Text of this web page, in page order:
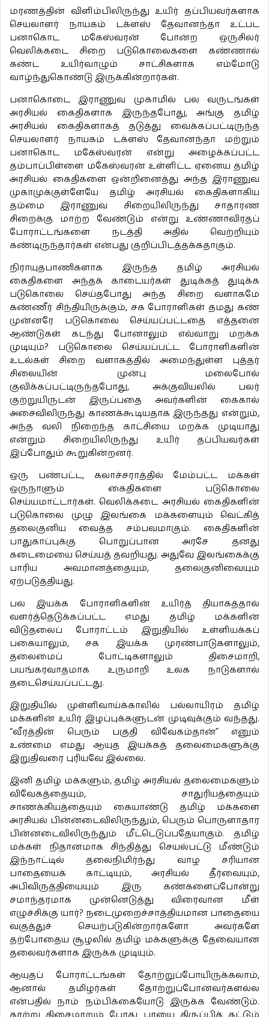
மரணத்தின் விளிம்பிலிருந்து உயிர் தப்பியவர்களாக
செயலாளர் நாயகம் டக்ளஸ் தேவானந்தா உட்பட
பனாகொட மகேஸ்வரன் போன்ற ஒருசிலர்
வெலிக்கடை சிறை படுகொலைகளை கண்ணால்
கண்ட உயிர்வாழும் சாட்சிகளாக எம்மோடு
வாழ்ந்துகொண்டு இருக்கின்றார்கள்.
பனாகொடை இராணுவ முகாமில் பல வருடங்கள்
அரசியல் கைதிகளாக இருந்தபோது, அங்கு தமிழ்
அரசியல் கைதிகளாகத் தடுத்து வைக்கப்பட்டிருந்த
செயலாளர் நாயகம் டக்ளஸ் தேவானந்தா மற்றும்
பனாகொட மகேஸ்வரன் என்று அழைக்கப்பட்ட
தம்பாப்பிள்ளை மகேஸ்வரன் உள்ளிட்ட ஏனைய தமிழ்
அரசியல் கைதிகளை ஒன்றினைத்து அந்த இராணுவ
முகாமுக்குள்ளேயே தமிழ் அரசியல் கைதிகளாகிய
தம்மை இராணுவ சிறையிலிருந்து சாதாரண
சிறைக்கு மாற்ற வேண்டும் என்று உண்ணாவிரதப்
போராட்டங்களை நடத்தி அதில் வெற்றியும்
கண்டிருந்தார்கள் என்பது குறிப்பிடத்தக்கதாகும்.
நிராயுதபாணிகளாக இருந்த தமிழ் அரசியல்
கைதிகளை அந்தக் காடையர்கள் துடிக்கத் துடிக்க
படுகொலை செய்தபோது அந்த சிறை வளாகமே
கண்ணீர் சிந்தியிருக்கும், சக போராளிகள் தமது கண்
முன்னரே படுகொலை செய்யப்பட்டதை எத்தனை
ஆண்டுகள் கடந்து போனாலும் எவ்வாறு மறக்க
முடியும்? படுகொலை செய்யப்பட்ட போராளிகளின்
உடல்கள் சிறை வளாகத்தில் அமைந்துள்ள புத்தர்
சிலையின் முன்பு மலைபோல்
குவிக்கப்பட்டிருந்தபோது, அக்குவியலில் பலர்
குற்றுயிருடன் இருப்பதை அவர்களின் கைகால்
அசைவிலிருந்து காணக்கூடியதாக இருந்தது என்றும்,
அந்த வலி நிறைந்த காட்சியை மறக்க முடியாது
என்றும் சிறையிலிருந்து உயிர் தப்பியவர்கள்
இப்போதும் கூறுகின்றனர்.
ஒரு பண்பட்ட, கலாச்சராத்தில் மேம்பட்ட மக்கள்
ஒருநாளும் கைதிகளை படுகொலை
செய்யமாட்டார்கள். வெலிக்கடை அரசியல் கைதிகளின்
படுகொலை முழு இலங்கை மக்களையும் வெட்கித்
தலைகுனிய வைத்த சம்பவமாகும். கைதிகளின்
பாதுகாப்புக்கு பொறுப்பான அரசே தனது
கடைமையை செய்யத் தவறியது. அதுவே இலங்கைக்கு
பாரிய அவமானத்தையும், தலைகுனிவையும்
ஏற்படுத்தியது.
பல இயக்க போராளிகளின் உயிர்த் தியாகத்தால்
வளர்த்தெடுக்கப்பட்ட எமது தமிழ் மக்களின்
விடுதலைப் போராட்டம் இறுதியில் உள்ளியக்கப்
பகையாலும், சக இயக்க முரண்பாடுகளாலும்,
தலைமைப் போட்டிகளாலும் திசைமாறி,
பயங்கரவாதமாக உருமாறி உலக நாடுகளால்
தடைசெய்யப்பட்டது.
இறுதியில் முள்ளிவாய்க்காலில் பல்லாயிரம் தமிழ்
மக்களின் உயிர் இழப்புக்களுடன் முடிவுக்கும் வந்தது.
“வீரத்தின் பெரும் பகுதி விவேகம்தான்” எனும்
உண்மை எமது ஆயுத இயக்கத் தலைமைகளுக்கு
இறுதிவரை புரியவே இல்லை.
இனி தமிழ் மக்களும், தமிழ் அரசியல் தலைமைகளும்
விவேகத்தையும், சாதுரியத்தையும்
சாணக்கியத்தையும் கையாண்டு தமிழ் மக்களை
அரசியல் பின்னடைவிலிருந்தும், பெரும் பொருளாதார
பின்னடைவிலிருந்தும் மீட்டெடுப்பதேயாகும். தமிழ்
மக்கள் நிதானமாக சிந்தித்து செயல்பட்டு மீண்டும்
இந்நாட்டில் தலைநிமிர்ந்து வாழ சரியான
பாதையைக் காட்டியும், அரசியல் தீர்வையும்,
அபிவிருத்தியையும் இரு கண்களைப்போன்று
சமாந்தரமாக முன்னெடுத்து விரைவான மீள்
எழுச்சிக்கு யார்? நடைமுறைச்சாத்தியமான பாதையை
வகுத்துச் செயற்படுகின்றார்களோ அவர்களே
தற்போதைய சூழலில் தமிழ் மக்களுக்கு தேவையான
தலைவர்களாக இருக்க முடியும்.
ஆயுதப் போராட்டங்கள் தோற்றுப்போயிருக்கலாம்,
ஆனால் தமிழர்கள் தோற்றுப்போனவர்களல்ல
என்பதில் நாம் நம்பிக்கையோடு இருக்க வேண்டும்.